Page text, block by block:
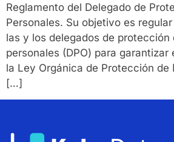
Reglamento del Delegado de
Personales. Su objetivo es
las y los delegados de protección
personales (DPO) para garantizar
la Ley Orgánica de Protección de
[…]